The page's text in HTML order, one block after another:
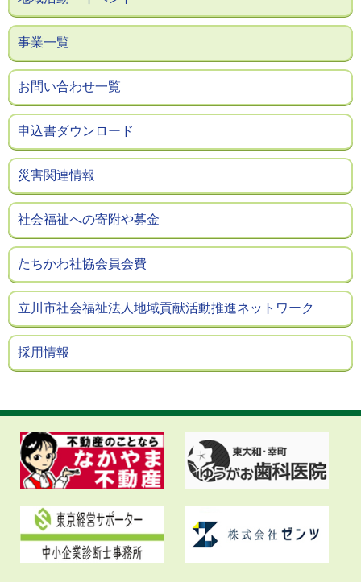
事業一覧
お問い合わせ一覧
申込書ダウンロード
災害関連情報
社会福祉への寄附や募金
たちかわ社協会員会費
立川市社会福祉法人地域貢献活動推進ネットワーク
採用情報